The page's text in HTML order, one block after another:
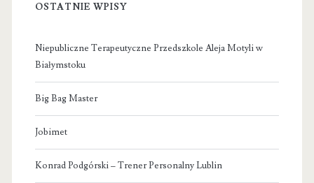
OSTATNIE WPISY
Niepubliczne Terapeutyczne Przedszkole Aleja Motyli w
Białymstoku
Big Bag Master
Jobimet
Konrad Podgórski – Trener Personalny Lublin